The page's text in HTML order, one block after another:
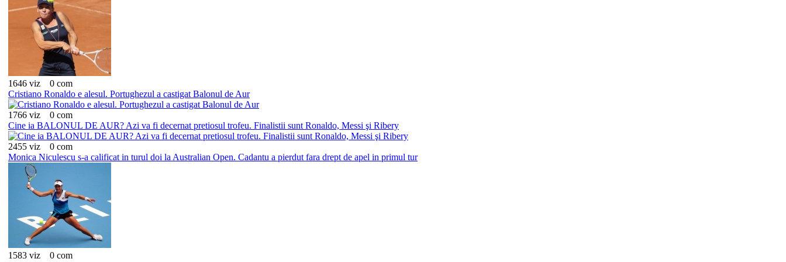
1646 viz
0 com
Cristiano Ronaldo e alesul. Portughezul a castigat Balonul de Aur
1766 viz
0 com
Cine ia BALONUL DE AUR? Azi va fi decernat pretiosul trofeu. Finalistii sunt Ronaldo, Messi şi Ribery
2455 viz
0 com
Monica Niculescu s-a calificat in turul doi la Australian Open. Cadantu a pierdut fara drept de apel in primul tur
1583 viz
0 com